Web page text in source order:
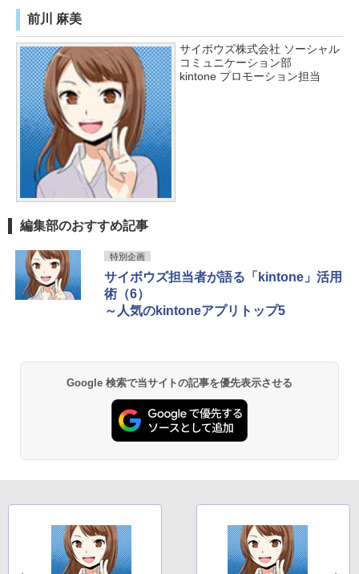
前川 麻美
サイボウズ株式会社 ソーシャル
コミュニケーション部
kintone プロモーション担当
編集部のおすすめ記事
特別企画
サイボウズ担当者が語る「kintone」活用
術（6）
～人気のkintoneアプリトップ5
Google 検索で当サイトの記事を優先表示させる